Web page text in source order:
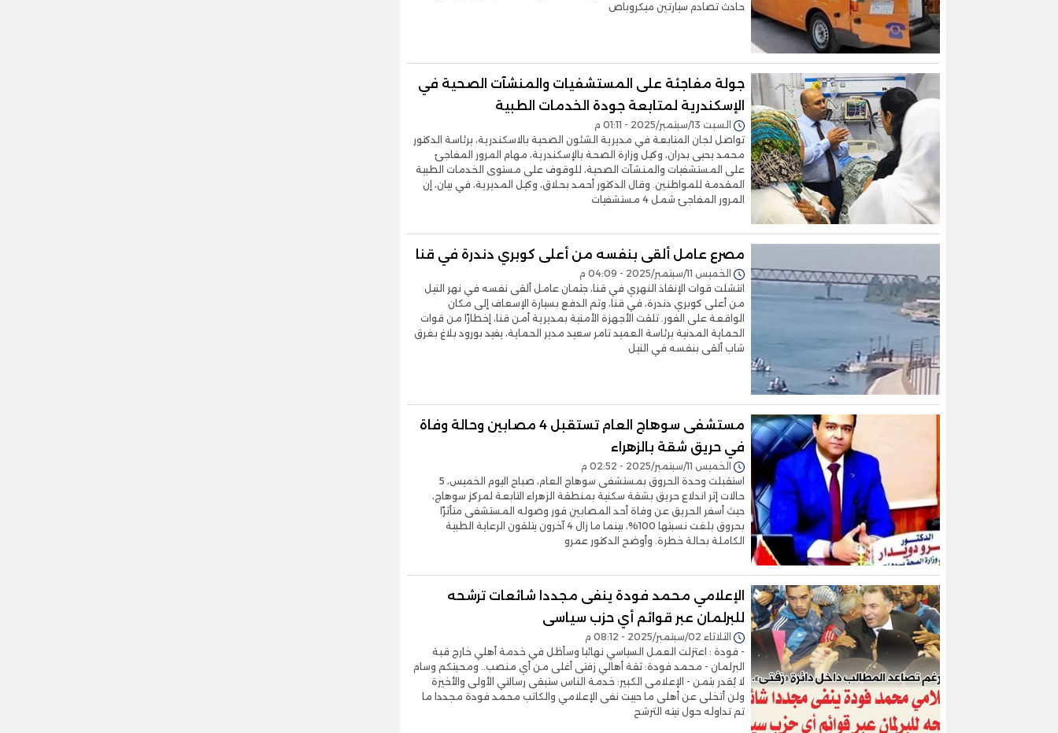
حادث تصادم سيارتين ميكروباص
جولة مفاجئة على المستشفيات والمنشآت الصحية في
الإسكندرية لمتابعة جودة الخدمات الطبية
السبت 13/سبتمبر/2025 - 01:11 م
تواصل لجان المتابعة في مديرية الشئون الصحية بالاسكندرية، برئاسة الدكتور
محمد يحيى بدران، وكيل وزارة الصحة بالإسكندرية، مهام المرور المفاجئ
على المستشفيات والمنشآت الصحية، للوقوف على مستوى الخدمات الطبية
المقدمة للمواطنين. وقال الدكتور أحمد بحلاق، وكيل المديرية، في بيان، إن
المرور المفاجئ شمل 4 مستشفيات
مصرع عامل ألقى بنفسه من أعلى كوبري دندرة في قنا
الخميس 11/سبتمبر/2025 - 04:09 م
انتشلت قوات الإنقاذ النهري في قنا، جثمان عامل ألقى نفسه في نهر النيل
من أعلى كوبري دندرة، في قنا، وتم الدفع بسيارة الإسعاف إلى مكان
الواقعة على الفور. تلقت الأجهزة الأمنية بمديرية أمن قنا، إخطارًا من قوات
الحماية المدنية برئاسة العميد تامر سعيد مدير الحماية، يفيد بورود بلاغ بغرق
شاب ألقى بنفسه في النيل
مستشفى سوهاج العام تستقبل 4 مصابين وحالة وفاة
في حريق شقة بالزهراء
الخميس 11/سبتمبر/2025 - 02:52 م
استقبلت وحدة الحروق بمستشفى سوهاج العام، صباح اليوم الخميس، 5
حالات إثر اندلاع حريق بشقة سكنية بمنطقة الزهراء التابعة لمركز سوهاج،
حيث أسفر الحريق عن وفاة أحد المصابين فور وصوله المستشفى متأثرًا
بحروق بلغت نسبتها 100%، بينما ما زال 4 آخرون يتلقون الرعاية الطبية
الكاملة بحالة خطرة. وأوضح الدكتور عمرو
الإعلامي محمد فودة ينفى مجددا شائعات ترشحه
للبرلمان عبر قوائم أي حزب سياسى
الثلاثاء 02/سبتمبر/2025 - 08:12 م
- فودة : اعتزلت العمل السياسي نهائيا وسأظل في خدمة أهلي خارج قبة
البرلمان - محمد فودة: ثقة أهالي زفتى أغلى من أي منصب.. ومحبتكم وسام
لا يُقدر بثمن - الإعلامى الكبير: خدمة الناس ستبقى رسالتي الأولى والأخيرة
ولن أتخلى عن أهلى ما حييت نفى الإعلامي والكاتب محمد فودة مجددا ما
تم تداوله حول نيته الترشح